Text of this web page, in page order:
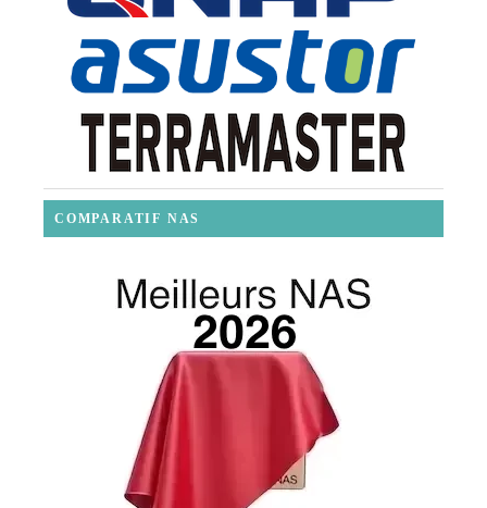
COMPARATIF NAS